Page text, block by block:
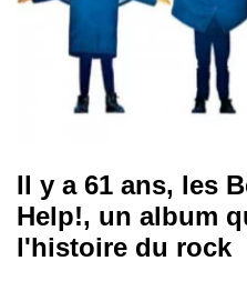
Il y a 61 ans, les
Help!, un album
l'histoire du rock